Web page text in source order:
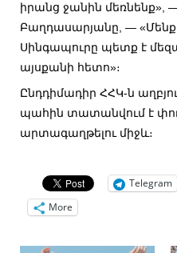
իրանց ջանին մեռնենք»,
Բաղդասարյանը, —
Սինգապուրը պետք է
այսքանի հետո»։
Ընդդիմադիր ՀՀԿ-ն
պահին տատանվում է
արտագաղթելու միջև։
Telegram
More